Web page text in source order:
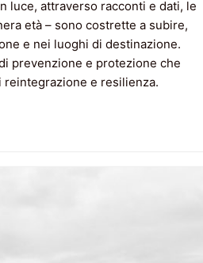
luce, attraverso racconti e dati, le
età – sono costrette a subire,
e nei luoghi di destinazione.
prevenzione e protezione che
e resilienza.